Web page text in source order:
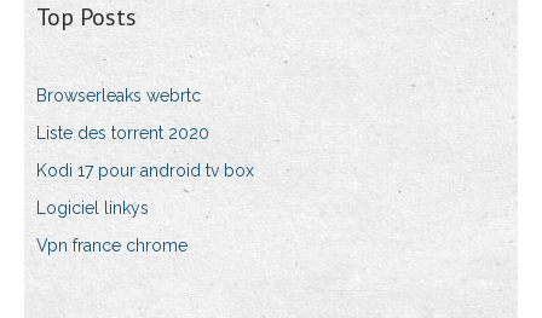
Top Posts
Browserleaks webrtc
Liste des torrent 2020
Kodi 17 pour android tv box
Logiciel linkys
Vpn france chrome